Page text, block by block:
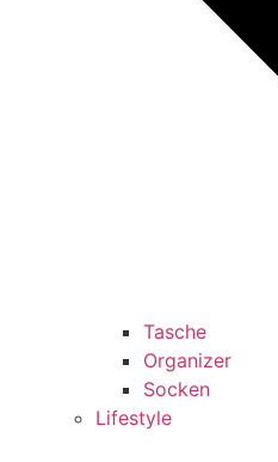
Tasche
Organizer
Socken
Lifestyle